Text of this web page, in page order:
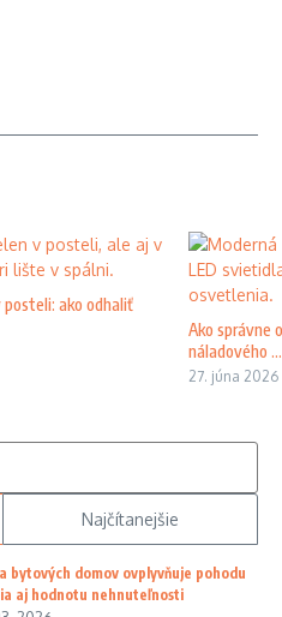
ako odhaliť
Ako správne
náladového ...
27. júna 2026
Najčítanejšie
bytových domov ovplyvňuje pohodu
aj hodnotu nehnuteľnosti